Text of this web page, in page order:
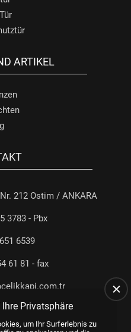
ARTIKEL
212 Ostim / ANKARA
3783 - Pbx
6539
61 81 - fax
Privatsphäre
um Ihr Surferlebnis zu